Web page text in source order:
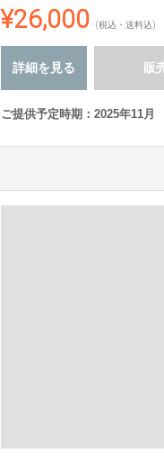
¥26,000 (税込・送料込)
詳細を見る 販
ご提供予定時期：2025年11月